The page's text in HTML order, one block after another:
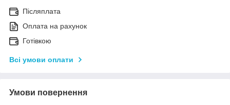
Післяплата
Оплата на рахунок
Готівкою
Всі умови оплати
Умови повернення